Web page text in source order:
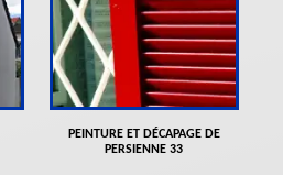
PEINTURE ET DÉCAPAGE DE
PERSIENNE 33